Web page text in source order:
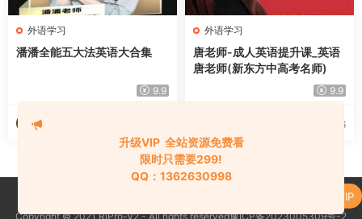
外语学习
潘潘全能五大法英语大合集
9.9
海淘资源网
外语学习
唐老师-成人英语提升课_英语
唐老师(新东方中高考名师)
9.9
2024-09-06
Copyright © 2021 RiPro-V2 - All rights reserved豫ICP备2023005309号-2
升级VIP 全站资源免费看
限时只需要299!
QQ：1362630998
升级了 终身VIP